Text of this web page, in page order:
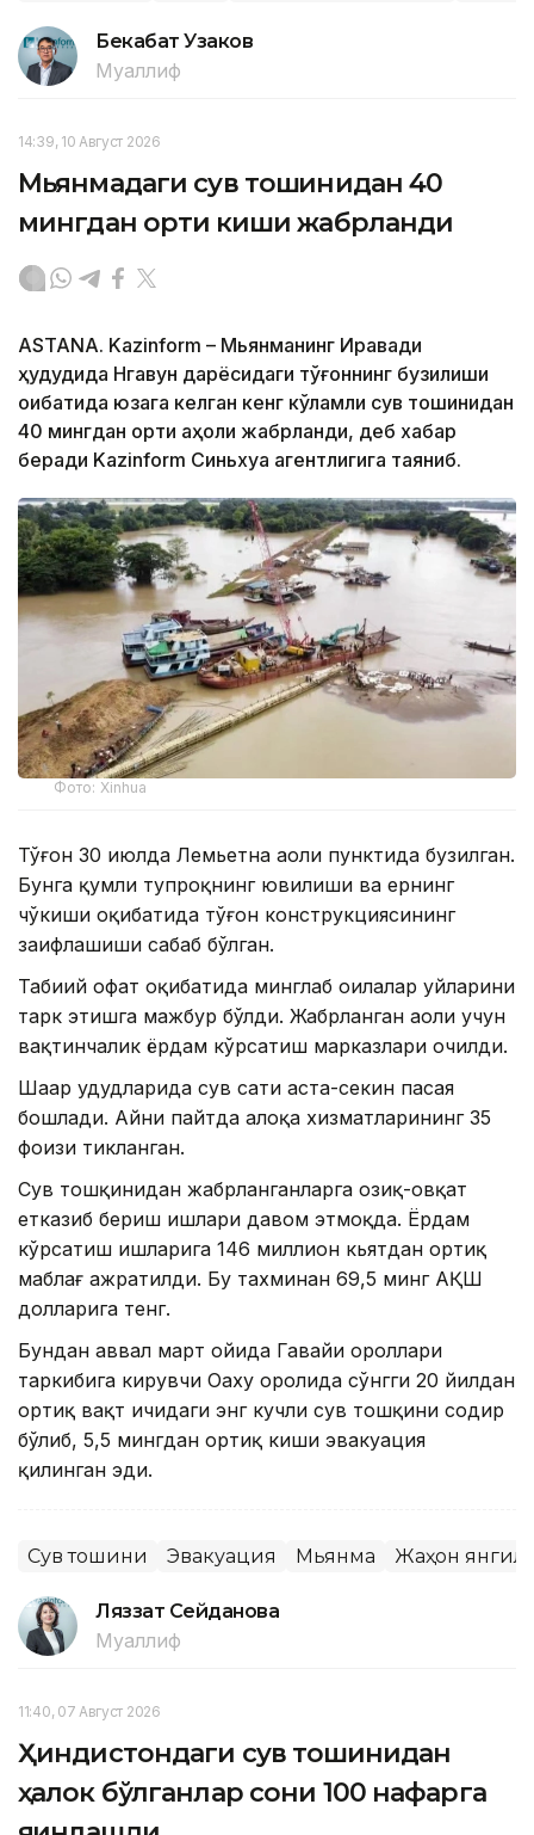
Бекабат Узаков
Муаллиф
14:39, 10 Август 2026
Мьянмадаги сув тошқинидан 40
мингдан ортиқ киши жабрланди
ASTANA. Kazinform – Мьянманинг Иравади
ҳудудида Нгавун дарёсидаги тўғоннинг бузилиши
оқибатида юзага келган кенг кўламли сув тошқинидан
40 мингдан ортиқ аҳоли жабрланди, деб хабар
беради Kazinform Синьхуа агентлигига таяниб.
Фото: Xinhua
Тўғон 30 июлда Лемьетна аҳоли пунктида бузилган.
Бунга қумли тупроқнинг ювилиши ва ернинг
чўкиши оқибатида тўғон конструкциясининг
заифлашиши сабаб бўлган.
Табиий офат оқибатида минглаб оилалар уйларини
тарк этишга мажбур бўлди. Жабрланган аҳоли учун
вақтинчалик ёрдам кўрсатиш марказлари очилди.
Шаҳар ҳудудларида сув сатҳи аста-секин пасая
бошлади. Айни пайтда алоқа хизматларининг 35
фоизи тикланган.
Сув тошқинидан жабрланганларга озиқ-овқат
етказиб бериш ишлари давом этмоқда. Ёрдам
кўрсатиш ишларига 146 миллион кьятдан ортиқ
маблағ ажратилди. Бу тахминан 69,5 минг АҚШ
долларига тенг.
Бундан аввал март ойида Гавайи ороллари
таркибига кирувчи Оаху оролида сўнгги 20 йилдан
ортиқ вақт ичидаги энг кучли сув тошқини содир
бўлиб, 5,5 мингдан ортиқ киши эвакуация
қилинган эди.
Сув тошқини Эвакуация Мьянма Жаҳон
Ляззат Сейданова
Муаллиф
11:40, 07 Август 2026
Ҳиндистондаги сув тошқинидан
ҳалок бўлганлар сони 100 нафарга